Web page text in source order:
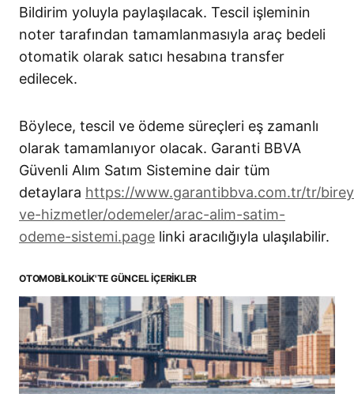
Bildirim yoluyla paylaşılacak. Tescil işleminin
noter tarafından tamamlanmasıyla araç bedeli
otomatik olarak satıcı hesabına transfer
edilecek.
Böylece, tescil ve ödeme süreçleri eş zamanlı
olarak tamamlanıyor olacak. Garanti BBVA
Güvenli Alım Satım Sistemine dair tüm
detaylara https://www.garantibbva.com.tr/tr/
ve-hizmetler/odemeler/arac-alim-satim-
odeme-sistemi.page linki aracılığıyla ulaşılabilir.
OTOMOBILKOLIK'TE GÜNCEL İÇERIKLER